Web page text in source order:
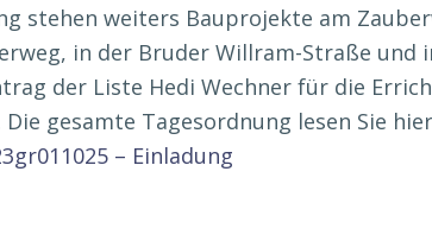
stehen weiters Bauprojekte am
in der Bruder Willram-Straße und
der Liste Hedi Wechner für die
Die gesamte Tagesordnung lesen Sie
– Einladung